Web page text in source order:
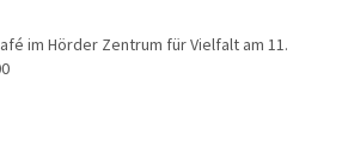
im Hörder Zentrum für Vielfalt am 11.